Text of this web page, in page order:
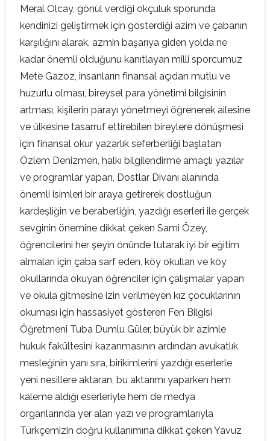
Meral Olcay, gönül verdiği okçuluk sporunda
kendinizi geliştirmek için gösterdiği azim ve çabanın
karşılığını alarak, azmin başarıya giden yolda ne
kadar önemli olduğunu kanıtlayan milli sporcumuz
Mete Gazoz, insanların finansal açıdan mutlu ve
huzurlu olması, bireysel para yönetimi bilgisinin
artması, kişilerin parayı yönetmeyi öğrenerek ailesine
ve ülkesine tasarruf ettirebilen bireylere dönüşmesi
için finansal okur yazarlık seferberliği başlatan
Özlem Denizmen, halkı bilgilendirme amaçlı yazılar
ve programlar yapan, Dostlar Divanı alanında
önemli isimleri bir araya getirerek dostluğun
kardeşliğin ve beraberliğin, yazdığı eserleri ile gerçek
sevginin önemine dikkat çeken Sami Özey,
öğrencilerini her şeyin önünde tutarak iyi bir eğitim
almaları için çaba sarf eden, köy okulları ve köy
okullarında okuyan öğrenciler için çalışmalar yapan
ve okula gitmesine izin verilmeyen kız çocuklarının
okuması için hassasiyet gösteren Fen Bilgisi
Öğretmeni Tuba Dumlu Güler, büyük bir azimle
hukuk fakültesini kazanmasının ardından avukatlık
mesleğinin yanı sıra, birikimlerini yazdığı eserlerle
yeni nesillere aktaran, bu aktarımı yaparken hem
kaleme aldığı eserleriyle hem de medya
organlarında yer alan yazı ve programlarıyla
Türkçemizin doğru kullanımına dikkat çeken Yavuz